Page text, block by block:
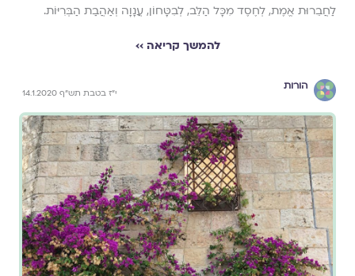
לַחֲבֵרוּת אֱמֶת, לְחֶסֶד מִכָּל הַלֵּב, לְבִטָּחוֹן, עֲנָוָה וְאַהֲבַת הַבְּרִיּוֹת.
להמשך קריאה ››
הורות
י"ז בטבת תש"ף 14.1.2020